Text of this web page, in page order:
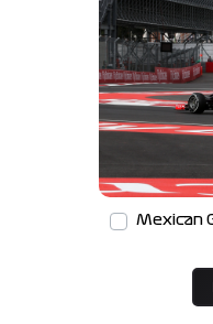
Mexican